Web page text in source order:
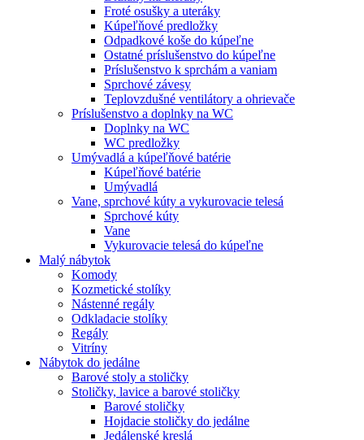
Froté osušky a uteráky
Kúpeľňové predložky
Odpadkové koše do kúpeľne
Ostatné príslušenstvo do kúpeľne
Príslušenstvo k sprchám a vaniam
Sprchové závesy
Teplovzdušné ventilátory a ohrievače
Príslušenstvo a doplnky na WC
Doplnky na WC
WC predložky
Umývadlá a kúpeľňové batérie
Kúpeľňové batérie
Umývadlá
Vane, sprchové kúty a vykurovacie telesá
Sprchové kúty
Vane
Vykurovacie telesá do kúpeľne
Malý nábytok
Komody
Kozmetické stolíky
Nástenné regály
Odkladacie stolíky
Regály
Vitríny
Nábytok do jedálne
Barové stoly a stoličky
Stoličky, lavice a barové stoličky
Barové stoličky
Hojdacie stoličky do jedálne
Jedálenské kreslá